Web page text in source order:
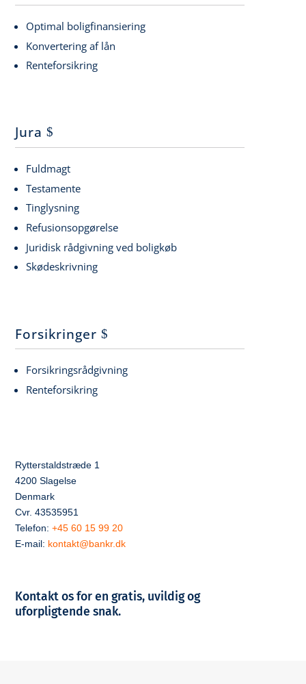
Optimal boligfinansiering
Konvertering af lån
Renteforsikring
Jura
Fuldmagt
Testamente
Tinglysning
Refusionsopgørelse
Juridisk rådgivning ved boligkøb
Skødeskrivning
Forsikringer
Forsikringsrådgivning
Renteforsikring
Rytterstaldstræde 1
4200 Slagelse
Denmark
Cvr. 43535951
Telefon:+45 60 15 99 20
E-mail: kontakt@bankr.dk
Kontakt os for en gratis, uvildig og
uforpligtende snak.